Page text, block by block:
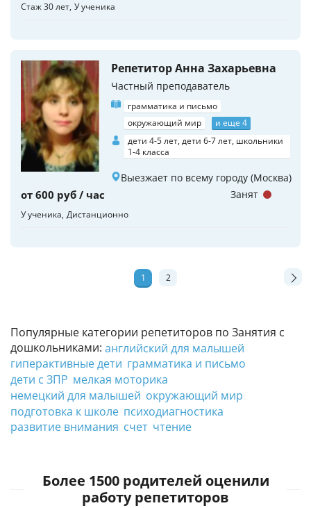
Популярные категории репетиторов по Занятия с
дошкольниками: английский для малышей
гиперактивные дети грамматика и письмо
дети с ЗПР мелкая моторика
немецкий для малышей окружающий мир
подготовка к школе психодиагностика
развитие внимания счет чтение
Стаж 30 лет У ученика
Репетитор Анна Захарьевна
Частный преподаватель
грамматика и письмо
окружающий мир
и еще 4
дети 4-5 лет, дети 6-7 лет, школьники
1-4 класса
Выезжает по всему городу (Москва)
от 600 руб / час
У ученика Дистанционно
Занят
1 2
Более 1500 родителей оценили
работу репетиторов